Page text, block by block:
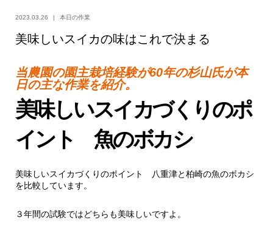
2023.03.26 本日の作業
美味しいスイカの味はこれで決まる
当農園の園主栽培経験が60年の杉山氏が本
日の主な作業を紹介。
美味しいスイカづくりのポ
イント 魚のボカシ
美味しいスイカづくりのポイント 八重津と柏崎の魚のボカシ
を比較しています。
３年間の試験ではどちらも美味しいですよ。